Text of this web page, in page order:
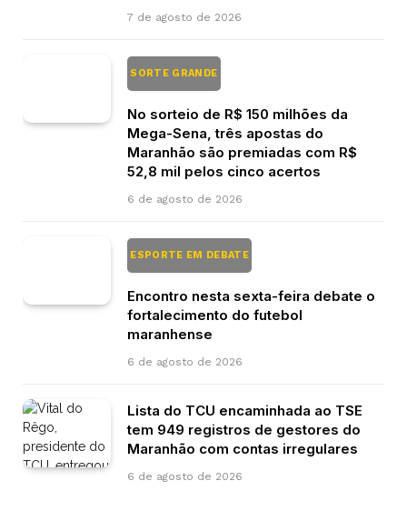
7 de agosto de 2026
SORTE GRANDE
No sorteio de R$ 150 milhões da
Mega-Sena, três apostas do
Maranhão são premiadas com R$
52,8 mil pelos cinco acertos
6 de agosto de 2026
ESPORTE EM DEBATE
Encontro nesta sexta-feira debate o
fortalecimento do futebol
maranhense
6 de agosto de 2026
Lista do TCU encaminhada ao TSE
tem 949 registros de gestores do
Maranhão com contas irregulares
6 de agosto de 2026